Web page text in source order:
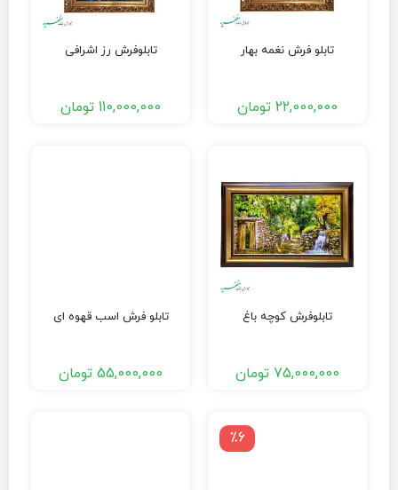
تابلو فرش نغمه بهار
22,000,000 تومان
تابلوفرش رز اشرافی
110,000,000 تومان
تابلوفرش کوچه باغ
75,000,000 تومان
تابلو فرش اسب قهوه ای
55,000,000 تومان
٪6